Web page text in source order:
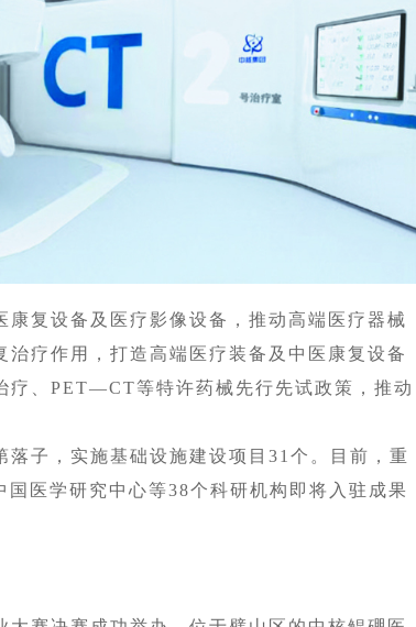
复设备及医疗影像设备，推动高端医疗器械
疗作用，打造高端医疗装备及中医康复设备
疗、PET—CT等特许药械先行先试政策，推动
子，实施基础设施建设项目31个。目前，重
医学研究中心等38个科研机构即将入驻成果